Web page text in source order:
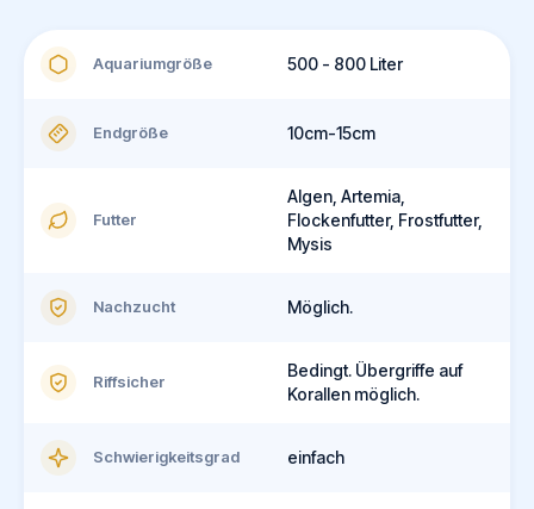
Aquariumgröße 500 - 800 Liter
Endgröße 10cm-15cm
Futter
Algen, Artemia,
Flockenfutter, Frostfutter,
Mysis
Nachzucht Möglich.
Riffsicher
Bedingt. Übergriffe auf
Korallen möglich.
Schwierigkeitsgrad einfach